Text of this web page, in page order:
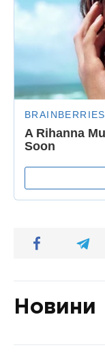
Новини